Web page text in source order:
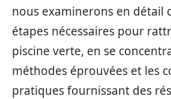
nous examinerons en détail
étapes nécessaires pour
piscine verte, en se
méthodes éprouvées et les
pratiques fournissant des